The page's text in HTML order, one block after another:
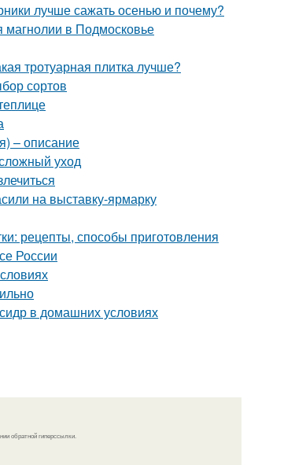
лучше сажать осенью и почему?
в Подмосковье
тротуарная плитка лучше?
сортов
– описание
уход
на выставку-ярмарку
рецепты, способы приготовления
России
в домашних условиях
обратной гиперссылки.